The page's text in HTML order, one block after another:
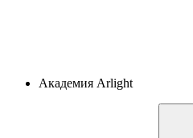
Академия Arlight